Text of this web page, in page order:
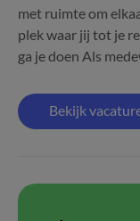
met ruimte om
plek waar jij tot je
ga je doen Als
Bekijk